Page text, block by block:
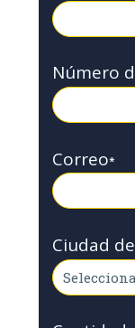
Número
Correo*
Ciudad